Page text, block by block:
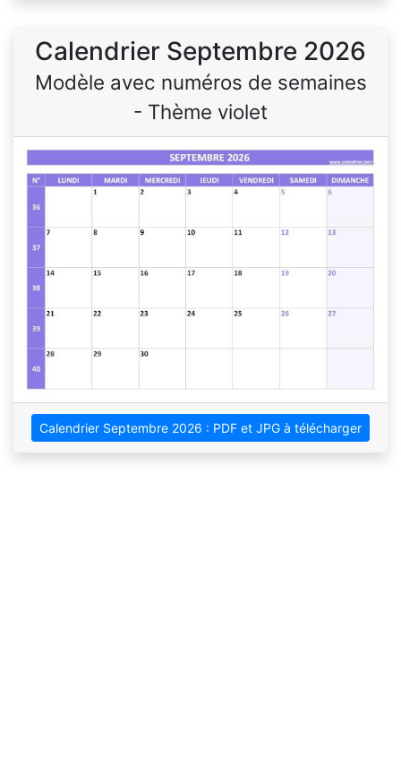
Calendrier Septembre 2026
Modèle avec numéros de semaines
- Thème violet
Calendrier Septembre 2026 : PDF et JPG à télécharger